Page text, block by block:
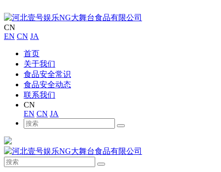
CN
EN CN JA
首页
关于我们
食品安全常识
食品安全动态
联系我们
CN
EN CN JA